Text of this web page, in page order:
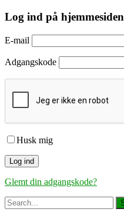
Log ind på hjemmesiden
E-mail
Adgangskode
Husk mig
Glemt din adgangskode?